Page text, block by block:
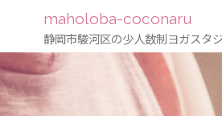
maholoba-coconaru
静岡市駿河区の少人数制ヨガスタ
コ